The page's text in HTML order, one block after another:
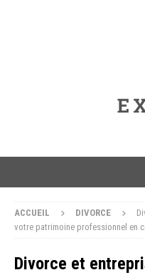
ACCUEIL DIVORCE
votre patrimoine professionnel en
Divorce et